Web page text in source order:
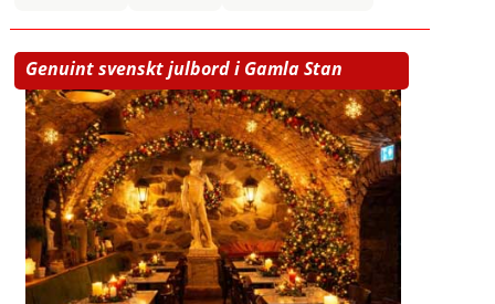
Genuint svenskt julbord i Gamla Stan